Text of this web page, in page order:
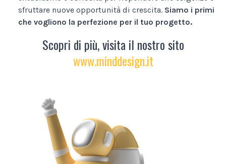
sfruttare nuove opportunità di crescita. Siamo i primi
che vogliono la perfezione per il tuo progetto.
Scopri di più, visita il nostro sito
www.minddesign.it